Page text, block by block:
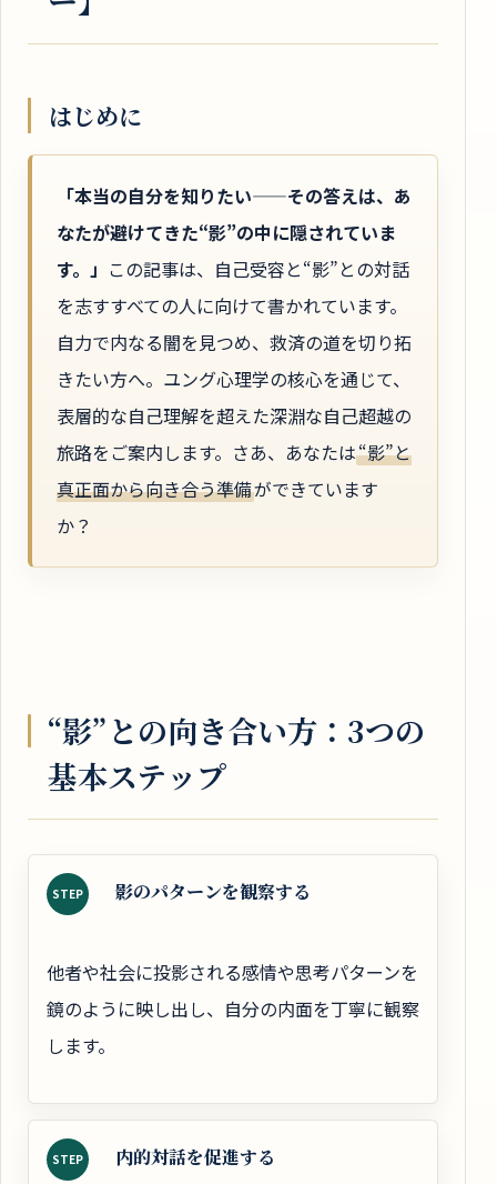
はじめに
「本当の自分を知りたい——その答えは、あ
なたが避けてきた“影”の中に隠されていま
す。」 この記事は、自己受容と“影”との対話
を志すすべての人に向けて書かれています。
自力で内なる闇を見つめ、救済の道を切り拓
きたい方へ。ユング心理学の核心を通じて、
表層的な自己理解を超えた深淵な自己超越の
旅路をご案内します。さあ、あなたは“影”と
真正面から向き合う準備ができています
か？
“影”との向き合い方：3つの
基本ステップ
STEP 影のパターンを観察する
他者や社会に投影される感情や思考パターンを
鏡のように映し出し、自分の内面を丁寧に観察
します。
STEP 内的対話を促進する